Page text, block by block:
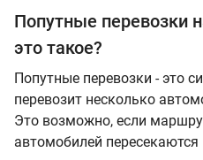
Попутные перевозки
это такое?
Попутные перевозки - это
перевозит несколько
Это возможно, если
автомобилей